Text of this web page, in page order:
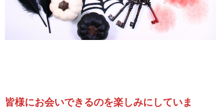
皆様にお会いできるのを楽しみにしていま